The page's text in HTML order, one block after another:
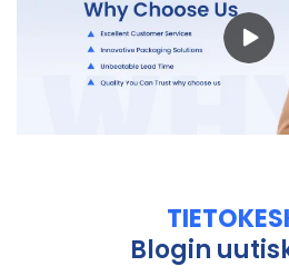
Blogin